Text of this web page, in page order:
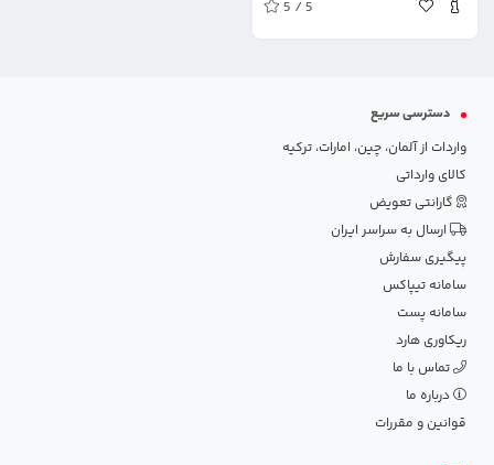
5 / 5
دسترسی سریع
واردات از آلمان، چین، امارات، ترکیه
کالای وارداتی
گارانتی تعویض
ارسال به سراسر ایران
پیگیری سفارش
سامانه تیپاکس
سامانه پست
ریکاوری هارد
تماس با ما
درباره ما
قوانین و مقررات